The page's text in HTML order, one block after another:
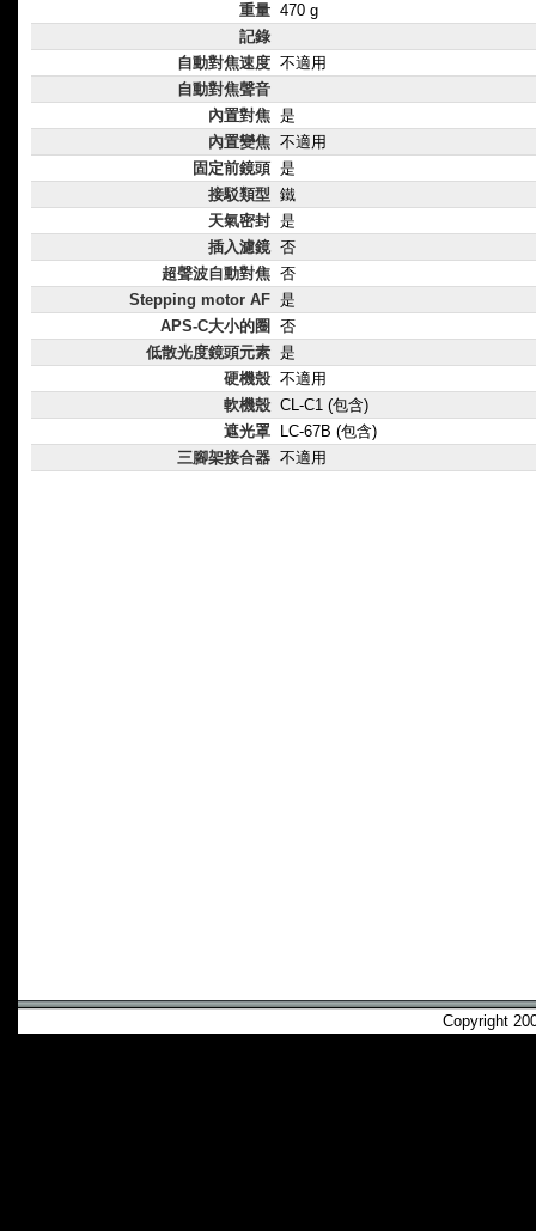
重量 470 g
記錄
自動對焦速度 不適用
自動對焦聲音
內置對焦 是
內置變焦 不適用
固定前鏡頭 是
接駁類型 鐵
天氣密封 是
插入濾鏡 否
超聲波自動對焦 否
Stepping motor AF 是
APS-C大小的圈
否
低散光度鏡頭元素 是
硬機殼 不適用
軟機殼 CL-C1 (包含)
遮光罩
LC-67B (包含)
三腳架接合器 不適用
Copyright